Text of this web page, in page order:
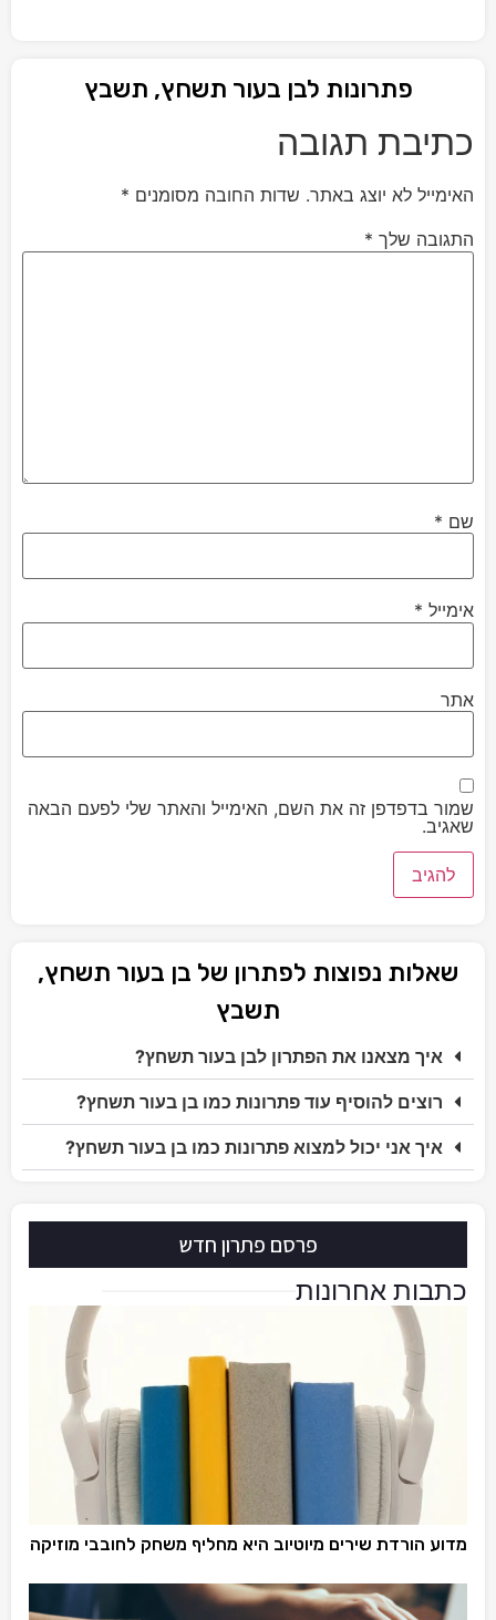
פתרונות לבן בעור תשחץ, תשבץ
כתיבת תגובה
האימייל לא יוצג באתר. שדות החובה מסומנים *
התגובה שלך *
שם *
אימייל *
אתר
שמור בדפדפן זה את השם, האימייל והאתר שלי לפעם הבאה
שאגיב.
שאלות נפוצות לפתרון של בן בעור תשחץ,
תשבץ
איך מצאנו את הפתרון לבן בעור תשחץ?
רוצים להוסיף עוד פתרונות כמו בן בעור תשחץ?
איך אני יכול למצוא פתרונות כמו בן בעור תשחץ?
פרסם פתרון חדש
כתבות אחרונות
מדוע הורדת שירים מיוטיוב היא מחליף משחק לחובבי מוזיקה